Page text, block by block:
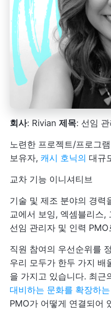
회사: Rivian 제목: 선임
노련한 프로젝트/프로그
보유자, 캐시 호닉의 대규
교차 기능 이니셔티브
기술 및 제조 분야의 경력
교에서 보잉, 엑셈블리스,
선임 관리자 및 인력
직원 참여의 우선순위를
우리 모두가 한두 가지 배
을 가지고 있습니다. 최근
대비하는 문화를 확장하는
PMO가 어떻게 연결되어